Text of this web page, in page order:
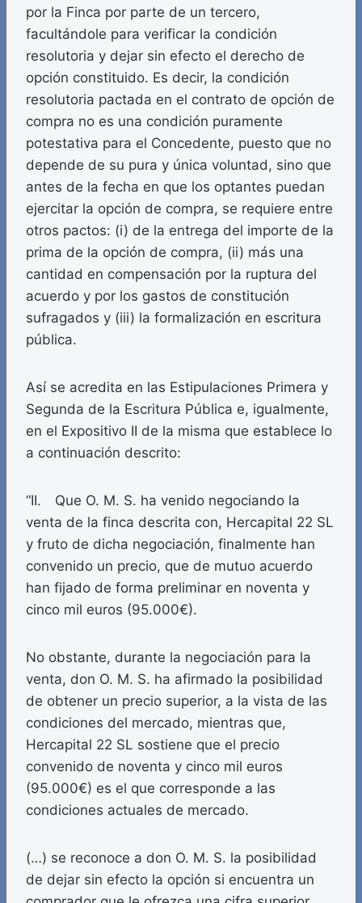
por la Finca por parte de un tercero,
facultándole para verificar la condición
resolutoria y dejar sin efecto el derecho de
opción constituido. Es decir, la condición
resolutoria pactada en el contrato de opción de
compra no es una condición puramente
potestativa para el Concedente, puesto que no
depende de su pura y única voluntad, sino que
antes de la fecha en que los optantes puedan
ejercitar la opción de compra, se requiere entre
otros pactos: (i) de la entrega del importe de la
prima de la opción de compra, (ii) más una
cantidad en compensación por la ruptura del
acuerdo y por los gastos de constitución
sufragados y (iii) la formalización en escritura
pública.
Así se acredita en las Estipulaciones Primera y
Segunda de la Escritura Pública e, igualmente,
en el Expositivo II de la misma que establece lo
a continuación descrito:
“II. Que O. M. S. ha venido negociando la
venta de la finca descrita con, Hercapital 22 SL
y fruto de dicha negociación, finalmente han
convenido un precio, que de mutuo acuerdo
han fijado de forma preliminar en noventa y
cinco mil euros (95.000€).
No obstante, durante la negociación para la
venta, don O. M. S. ha afirmado la posibilidad
de obtener un precio superior, a la vista de las
condiciones del mercado, mientras que,
Hercapital 22 SL sostiene que el precio
convenido de noventa y cinco mil euros
(95.000€) es el que corresponde a las
condiciones actuales de mercado.
(…) se reconoce a don O. M. S. la posibilidad
de dejar sin efecto la opción si encuentra un